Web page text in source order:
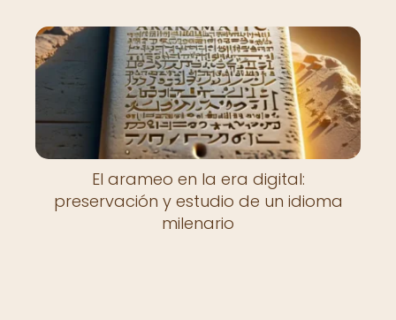
El arameo en la era digital:
preservación y estudio de un idioma
milenario